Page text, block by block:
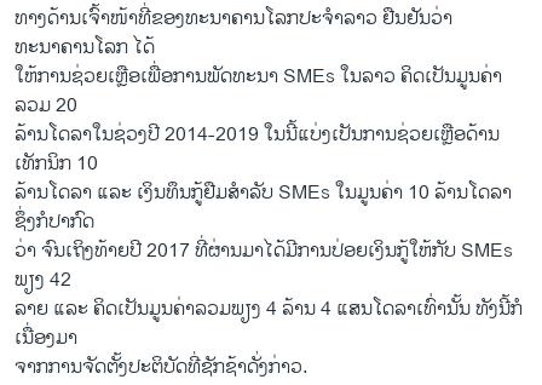
ທາງດ້ານເຈົ້າໜ້າທີ່ຂອງທະນາຄານໂລກປະຈຳລາວ ຢືນຢັນວ່າ
ທະນາຄານໂລກ ໄດ້
ໃຫ້ການຊ່ວຍເຫຼືອເພື່ອການພັດທະນາ SMEs ໃນລາວ ຄິດເປັນມູນຄ່າ
ລວມ 20
ລ້ານໂດລາໃນຊ່ວງປີ 2014-2019 ໃນນີ້ແບ່ງເປັນການຊ່ວຍເຫຼືອດ້ານ
ເທັກນິກ 10
ລ້ານໂດລາ ແລະ ເງິນທຶນກູ້ຢືມສຳລັບ SMEs ໃນມູນຄ່າ 10 ລ້ານໂດລາ
ຊຶ່ງກໍປາກົດ
ວ່າ ຈົນເຖິງທ້າຍປີ 2017 ທີ່ຜ່ານມາໄດ້ມີການປ່ອຍເງິນກູ້ໃຫ້ກັບ SMEs
ພຽງ 42
ລາຍ ແລະ ຄິດເປັນມູນຄ່າລວມພຽງ 4 ລ້ານ 4 ແສນໂດລາເທົ່ານັ້ນ ທັງນີ້ກໍ
ເນື່ອງມາ
ຈາກການຈັດຕັ້ງປະຕິບັດທີ່ຊັກຊ້າດັ່ງກ່າວ.